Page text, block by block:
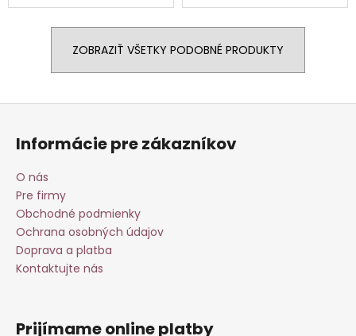
ZOBRAZIŤ VŠETKY PODOBNÉ PRODUKTY
Z
Informácie pre zákazníkov
O nás
Pre firmy
Obchodné podmienky
Ochrana osobných údajov
Doprava a platba
Kontaktujte nás
Prijímame online platby